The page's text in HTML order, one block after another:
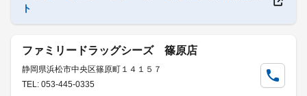
ト
ファミリードラッグシーズ 篠原店
静岡県浜松市中央区篠原町１４１５７
TEL: 053-445-0335